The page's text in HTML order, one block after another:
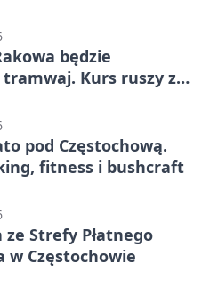
będzie
Kurs ruszy ze
pod Częstochową.
fitness i bushcraft
ze Strefy Płatnego
w Częstochowie